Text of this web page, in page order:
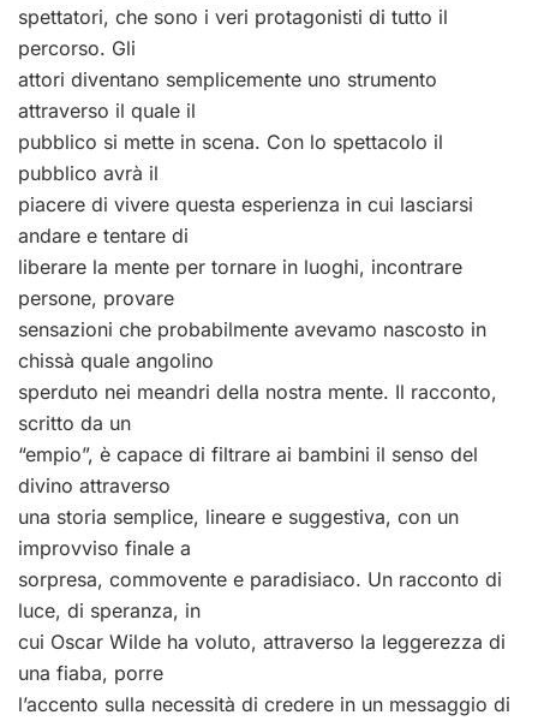
spettatori, che sono i veri protagonisti di tutto il
percorso. Gli
attori diventano semplicemente uno strumento
attraverso il quale il
pubblico si mette in scena. Con lo spettacolo il
pubblico avrà il
piacere di vivere questa esperienza in cui lasciarsi
andare e tentare di
liberare la mente per tornare in luoghi, incontrare
persone, provare
sensazioni che probabilmente avevamo nascosto in
chissà quale angolino
sperduto nei meandri della nostra mente. Il racconto,
scritto da un
“empio”, è capace di filtrare ai bambini il senso del
divino attraverso
una storia semplice, lineare e suggestiva, con un
improvviso finale a
sorpresa, commovente e paradisiaco. Un racconto di
luce, di speranza, in
cui Oscar Wilde ha voluto, attraverso la leggerezza di
una fiaba, porre
l’accento sulla necessità di credere in un messaggio di